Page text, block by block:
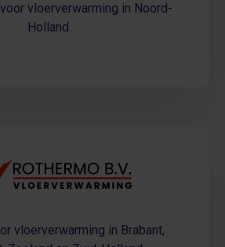
vloerverwarming in Noord-
Holland.
vloerverwarming in Brabant,